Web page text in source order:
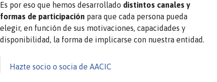
Es por eso que hemos desarrollado distintos canales y
formas de participación para que cada persona pueda
elegir, en función de sus motivaciones, capacidades y
disponibilidad, la forma de implicarse con nuestra entidad.
Hazte socio o socia de AACIC